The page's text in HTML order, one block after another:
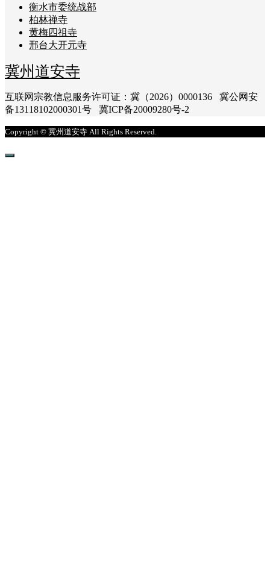
衡水市委统战部
柏林禅寺
黄梅四祖寺
邢台大开元寺
冀州道安寺
互联网宗教信息服务许可证：冀（2026）0000136 冀公网安
备13118102000301号 冀ICP备20009280号-2
Copyright © 冀州道安寺 All Rights Reserved.